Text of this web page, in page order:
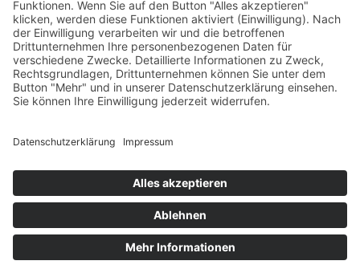
Nordost
Ost
Süd
Südwest
Deutscher Klub für Belgische Schäferhunde e. V.
Grüntenstraße 30
Telefon: 08374 – 3234068